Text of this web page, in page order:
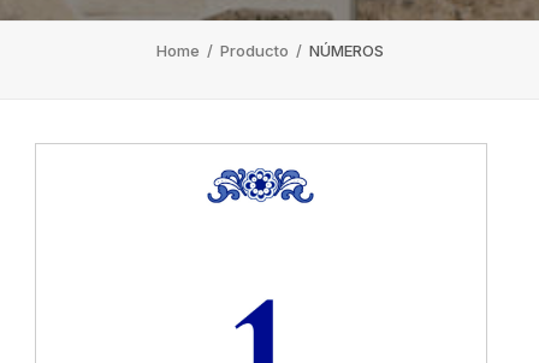
Home / Producto / NÚMEROS